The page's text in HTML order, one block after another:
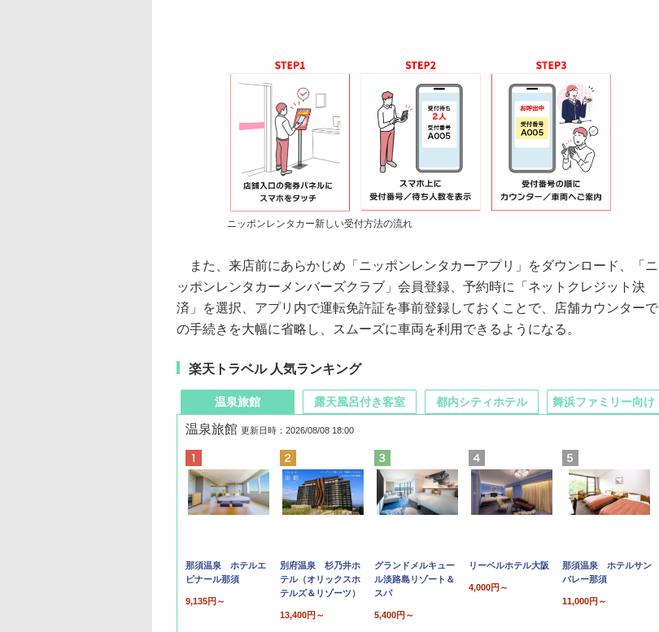
ニッポンレンタカー新しい受付方法の流れ
また、来店前にあらかじめ「ニッポンレンタカーアプリ」をダウンロード、「ニ
ッポンレンタカーメンバーズクラブ」会員登録、予約時に「ネットクレジット決
済」を選択、アプリ内で運転免許証を事前登録しておくことで、店舗カウンターで
の手続きを大幅に省略し、スムーズに車両を利用できるようになる。
楽天トラベル 人気ランキング
温泉旅館
温泉旅館 更新日時：2026/08/08 18:00
那須温泉 ホテルエ
ピナール那須
9,135円～
別府温泉 杉乃井ホ
テル（オリックスホ
テルズ＆リゾーツ）
13,400円～
グランドメルキュー
ル淡路島リゾート＆
スパ
5,400円～
リーベルホテル大阪
4,000円～
那須温泉 ホテルサン
バレー那須
11,000円～
露天風呂付き客室 都内シティホテル 舞浜ファミリー向け